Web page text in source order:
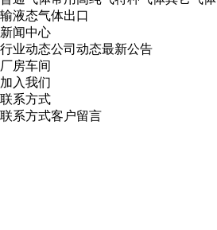
输液态气体出口
新闻中心
行业动态公司动态最新公告
厂房车间
加入我们
联系方式
联系方式客户留言